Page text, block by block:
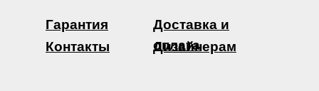
Дизайнерам
Доставка и
оплата
Гарантия
Контакты